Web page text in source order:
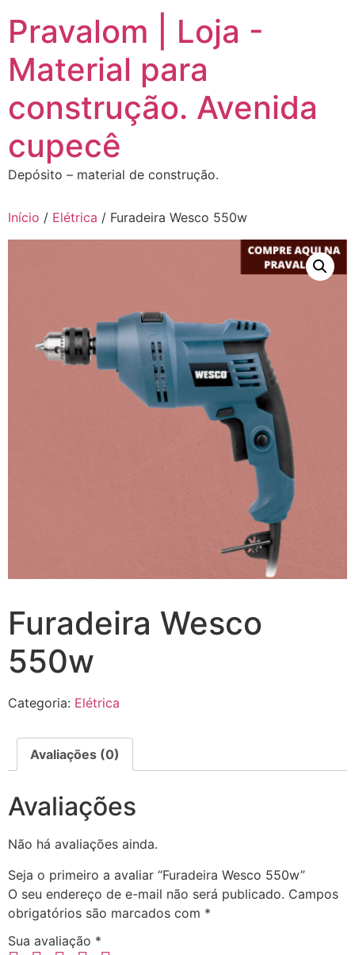
para
conteúdo
Pravalom | Loja -
Material para
construção. Avenida
cupecê
Depósito – material de construção.
Início / Elétrica / Furadeira Wesco 550w
Furadeira Wesco
550w
Categoria: Elétrica
Avaliações (0)
Avaliações
Não há avaliações ainda.
Seja o primeiro a avaliar “Furadeira Wesco 550w”
O seu endereço de e-mail não será publicado. Campos
obrigatórios são marcados com *
Sua avaliação *